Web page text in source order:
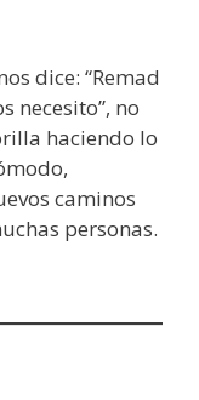
dice: “Remad
necesito”, no
haciendo lo
caminos
personas.